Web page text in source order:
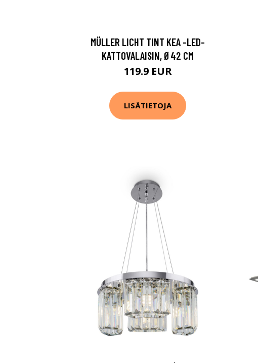
MÜLLER LICHT TINT KEA -LED-
KATTOVALAISIN, Ø42 CM
119.9 EUR
LISÄTIETOJA